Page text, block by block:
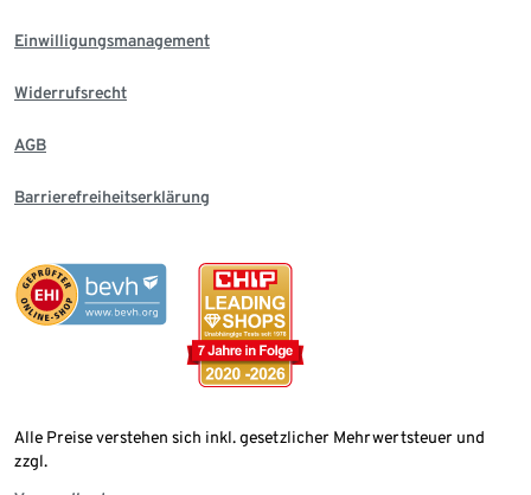
Einwilligungsmanagement
Widerrufsrecht
AGB
Barrierefreiheitserklärung
Alle Preise verstehen sich inkl. gesetzlicher Mehrwertsteuer und
zzgl.